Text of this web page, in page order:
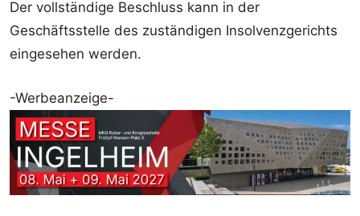
Der vollständige Beschluss kann in der
Geschäftsstelle des zuständigen Insolvenzgerichts
eingesehen werden.
-Werbeanzeige-